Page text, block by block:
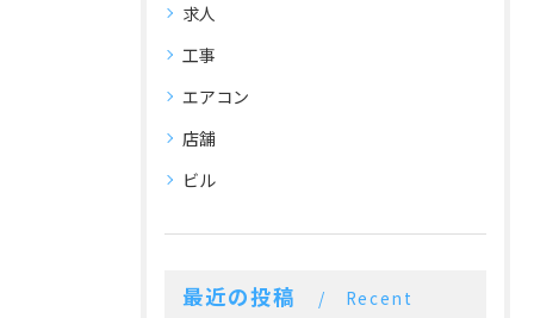
求人
工事
エアコン
店舗
ビル
最近の投稿
Recent